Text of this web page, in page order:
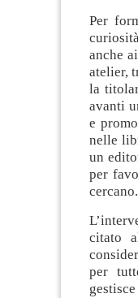
Per
anche
atelier,
la
avanti
e
nelle
un
per
cercano.
citato
per